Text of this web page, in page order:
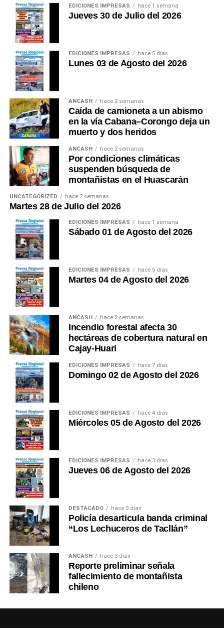
EDICIONES IMPRESAS hace 1 semana
Jueves 30 de Julio del 2026
EDICIONES IMPRESAS hace 5 días
Lunes 03 de Agosto del 2026
ANCASH hace 2 semanas
Caída de camioneta a un abismo
en la vía Cabana–Corongo deja un
muerto y dos heridos
ANCASH hace 2 semanas
Por condiciones climáticas
suspenden búsqueda de
montañistas en el Huascarán
UNCATEGORIZED hace 2 semanas
Martes 28 de Julio del 2026
EDICIONES IMPRESAS hace 1 semana
Sábado 01 de Agosto del 2026
EDICIONES IMPRESAS hace 5 días
Martes 04 de Agosto del 2026
ANCASH hace 2 semanas
Incendio forestal afecta 30
hectáreas de cobertura natural en
Cajay-Huari
EDICIONES IMPRESAS hace 7 días
Domingo 02 de Agosto del 2026
EDICIONES IMPRESAS hace 4 días
Miércoles 05 de Agosto del 2026
EDICIONES IMPRESAS hace 3 días
Jueves 06 de Agosto del 2026
DESTACADO hace 3 días
Policía desarticula banda criminal
“Los Lechuceros de Tacllán”
ANCASH hace 3 días
Reporte preliminar señala
fallecimiento de montañista
chileno